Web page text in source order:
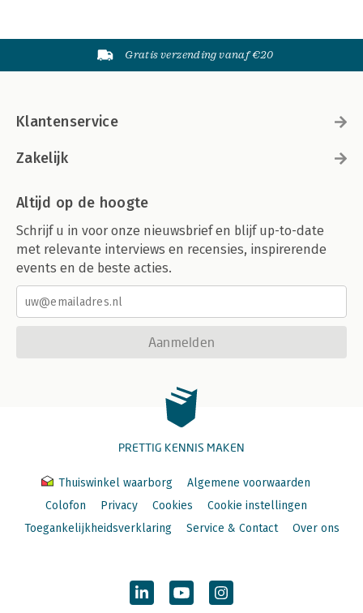
Gratis verzending vanaf €20
Klantenservice
Zakelijk
Altijd op de hoogte
Schrijf u in voor onze nieuwsbrief en blijf up-to-date
met relevante interviews en recensies, inspirerende
events en de beste acties.
Aanmelden
PRETTIG KENNIS MAKEN
Thuiswinkel waarborg
Algemene voorwaarden
Colofon
Privacy Cookies
Cookie instellingen
Toegankelijkheidsverklaring
Service & Contact Over ons